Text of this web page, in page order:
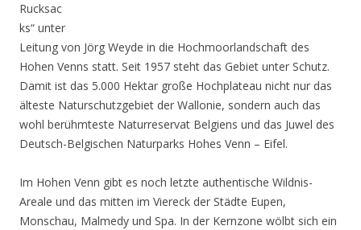
Rucksac
ks“ unter
Leitung von Jörg Weyde in die Hochmoorlandschaft des
Hohen Venns statt. Seit 1957 steht das Gebiet unter Schutz.
Damit ist das 5.000 Hektar große Hochplateau nicht nur das
älteste Naturschutzgebiet der Wallonie, sondern auch das
wohl berühmteste Naturreservat Belgiens und das Juwel des
Deutsch-Belgischen Naturparks Hohes Venn – Eifel.
Im Hohen Venn gibt es noch letzte authentische Wildnis-
Areale und das mitten im Viereck der Städte Eupen,
Monschau, Malmedy und Spa. In der Kernzone wölbt sich ein